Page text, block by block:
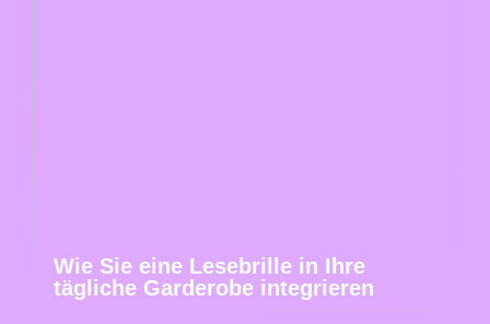
Wie Sie eine Lesebrille in Ihre
tägliche Garderobe integrieren